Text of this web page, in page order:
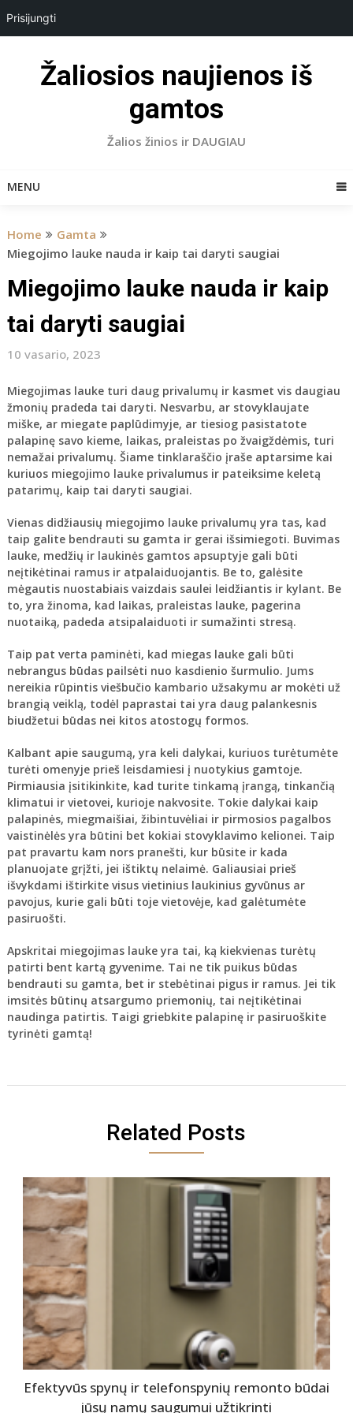
Prisijungti
contentŽaliosios naujienos iš
gamtos
Žalios žinios ir DAUGIAU
MENU
Home
Gamta
Miegojimo lauke nauda ir kaip tai daryti saugiai
Miegojimo lauke nauda ir kaip
tai daryti saugiai
10 vasario, 2023
Miegojimas lauke turi daug privalumų ir kasmet vis daugiau
žmonių pradeda tai daryti. Nesvarbu, ar stovyklaujate
miške, ar miegate paplūdimyje, ar tiesiog pasistatote
palapinę savo kieme, laikas, praleistas po žvaigždėmis, turi
nemažai privalumų. Šiame tinklaraščio įraše aptarsime kai
kuriuos miegojimo lauke privalumus ir pateiksime keletą
patarimų, kaip tai daryti saugiai.
Vienas didžiausių miegojimo lauke privalumų yra tas, kad
taip galite bendrauti su gamta ir gerai išsimiegoti. Buvimas
lauke, medžių ir laukinės gamtos apsuptyje gali būti
neįtikėtinai ramus ir atpalaiduojantis. Be to, galėsite
mėgautis nuostabiais vaizdais saulei leidžiantis ir kylant. Be
to, yra žinoma, kad laikas, praleistas lauke, pagerina
nuotaiką, padeda atsipalaiduoti ir sumažinti stresą.
Taip pat verta paminėti, kad miegas lauke gali būti
nebrangus būdas pailsėti nuo kasdienio šurmulio. Jums
nereikia rūpintis viešbučio kambario užsakymu ar mokėti už
brangią veiklą, todėl paprastai tai yra daug palankesnis
biudžetui būdas nei kitos atostogų formos.
Kalbant apie saugumą, yra keli dalykai, kuriuos turėtumėte
turėti omenyje prieš leisdamiesi į nuotykius gamtoje.
Pirmiausia įsitikinkite, kad turite tinkamą įrangą, tinkančią
klimatui ir vietovei, kurioje nakvosite. Tokie dalykai kaip
palapinės, miegmaišiai, žibintuvėliai ir pirmosios pagalbos
vaistinėlės yra būtini bet kokiai stovyklavimo kelionei. Taip
pat pravartu kam nors pranešti, kur būsite ir kada
planuojate grįžti, jei ištiktų nelaimė. Galiausiai prieš
išvykdami ištirkite visus vietinius laukinius gyvūnus ar
pavojus, kurie gali būti toje vietovėje, kad galėtumėte
pasiruošti.
Apskritai miegojimas lauke yra tai, ką kiekvienas turėtų
patirti bent kartą gyvenime. Tai ne tik puikus būdas
bendrauti su gamta, bet ir stebėtinai pigus ir ramus. Jei tik
imsitės būtinų atsargumo priemonių, tai neįtikėtinai
naudinga patirtis. Taigi griebkite palapinę ir pasiruoškite
tyrinėti gamtą!
Related Posts
Efektyvūs spynų ir telefonspynių remonto būdai
jūsų namų saugumui užtikrinti